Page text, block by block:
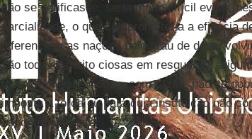
não se verificasse, seria muito difícil evitar,
parcialidade, o que comprometeria a eficácia
diferenciem as nações pelo grau de
são todavia muito ciosas em resguardar a
moral. Por este motivo, com razão, não se
imposta à força ou para cuja instituição não
espontâneamente.